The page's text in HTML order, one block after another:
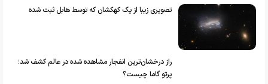
تصویری زیبا از یک کهکشان که توسط هابل ثبت شده
راز درخشان‌ترین انفجار مشاهده شده در عالم کشف شد؛
پرتو گاما چیست؟